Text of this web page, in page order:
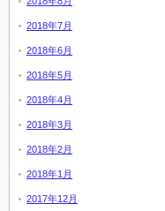
2018年7月
2018年6月
2018年5月
2018年4月
2018年3月
2018年2月
2018年1月
2017年12月